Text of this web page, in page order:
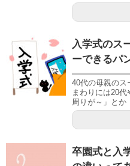
入学式のス
ーできるパ
40代の母親のス
まわりには20
周りが～」とか
卒園式と入